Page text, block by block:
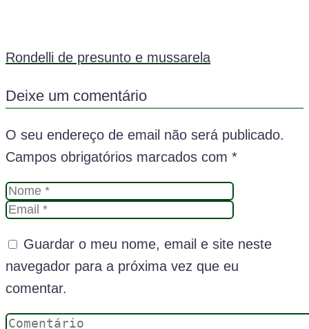
Rondelli de presunto e mussarela
Deixe um comentário
O seu endereço de email não será publicado.
Campos obrigatórios marcados com *
Guardar o meu nome, email e site neste
navegador para a próxima vez que eu
comentar.